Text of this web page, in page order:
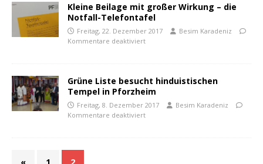
Kleine Beilage mit großer Wirkung – die
Notfall-Telefontafel
Freitag, 22. Dezember 2017
Besim Karadeniz
Kommentare deaktiviert
Grüne Liste besucht hinduistischen
Tempel in Pforzheim
Freitag, 8. Dezember 2017
Besim Karadeniz
Kommentare deaktiviert